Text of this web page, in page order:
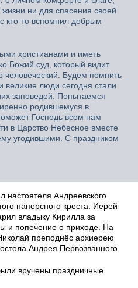
жизни ни для спасения своей
кто-то вспомнил добрым
христианами и иметь
Божий суд, который видит
человеческий. Будем помнить
великие люди сегодня стали
заповедей. Попытаемся
родившемуся в
Господь всем нам
в Царство Небесное вместе
угодившими. С праздником
настоятеля Андреевского
наперсного креста. Иерей
владыку Кирилла за
и попечение о приходе. На
преподнёс архиерею
Андрея Первозванного.
вручены праздничные